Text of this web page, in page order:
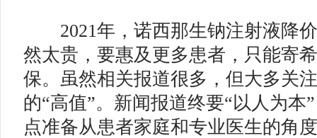
2021年，诺西那生钠注射液降价
然太贵，要惠及更多患者，只能寄
保。虽然相关报道很多，但大多关
的“高值”。新闻报道终要“以人为本
点准备从患者家庭和专业医生的角